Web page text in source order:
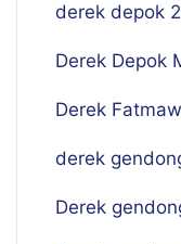
derek depok
Derek Depok
Derek
derek
Derek